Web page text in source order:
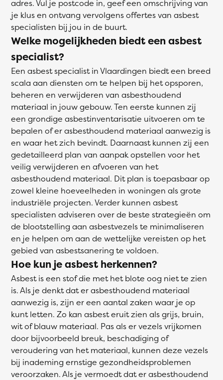
adres. Vul je postcode in, geef een omschrijving van
je klus en ontvang vervolgens offertes van asbest
specialisten bij jou in de buurt.
Welke mogelijkheden biedt een asbest
specialist?
Een asbest specialist in Vlaardingen biedt een breed
scala aan diensten om te helpen bij het opsporen,
beheren en verwijderen van asbesthoudend
materiaal in jouw gebouw. Ten eerste kunnen zij
een grondige asbestinventarisatie uitvoeren om te
bepalen of er asbesthoudend materiaal aanwezig is
en waar het zich bevindt. Daarnaast kunnen zij een
gedetailleerd plan van aanpak opstellen voor het
veilig verwijderen en afvoeren van het
asbesthoudend materiaal. Dit plan is toepasbaar op
zowel kleine hoeveelheden in woningen als grote
industriële projecten. Verder kunnen asbest
specialisten adviseren over de beste strategieën om
de blootstelling aan asbestvezels te minimaliseren
en je helpen om aan de wettelijke vereisten op het
gebied van asbestsanering te voldoen.
Hoe kun je asbest herkennen?
Asbest is een stof die met het blote oog niet te zien
is. Als je denkt dat er asbesthoudend materiaal
aanwezig is, zijn er een aantal zaken waar je op
kunt letten. Zo kan asbest eruit zien als grijs, bruin,
wit of blauw materiaal. Pas als er vezels vrijkomen
door bijvoorbeeld breuk, beschadiging of
veroudering van het materiaal, kunnen deze vezels
bij inademing ernstige gezondheidsproblemen
veroorzaken. Als je vermoedt dat er asbesthoudend